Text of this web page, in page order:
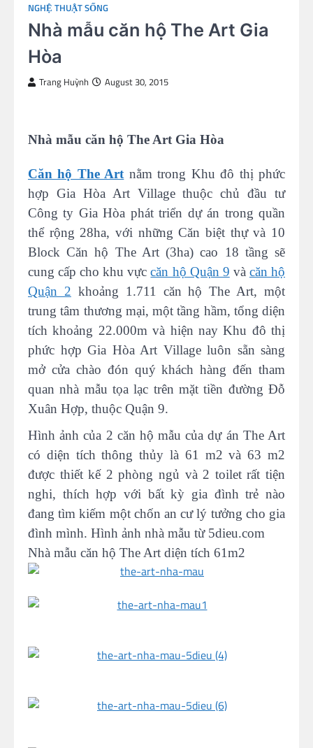
NGHỆ THUẬT SỐNG
Nhà mẫu căn hộ The Art Gia
Hòa
Trang Huỳnh August 30, 2015
Nhà mẫu căn hộ The Art Gia Hòa
Căn hộ The Art nằm trong Khu đô thị phức
hợp Gia Hòa Art Village thuộc chủ đầu tư
Công ty Gia Hòa phát triển dự án trong quần
thể rộng 28ha, với những Căn biệt thự và 10
Block Căn hộ The Art (3ha) cao 18 tầng sẽ
cung cấp cho khu vựccăn hộ Quận 9 và căn hộ
Quận 2 khoảng 1.711 căn hộ The Art, một
trung tâm thương mại, một tầng hầm, tổng diện
tích khoảng 22.000m và hiện nay Khu đô thị
phức hợp Gia Hòa Art Village luôn sẵn sàng
mở cửa chào đón quý khách hàng đến tham
quan nhà mẫu tọa lạc trên mặt tiền đường Đỗ
Xuân Hợp, thuộc Quận 9.
Hình ảnh của 2 căn hộ mẫu của dự án The Art
có diện tích thông thủy là 61 m2 và 63 m2
được thiết kế 2 phòng ngủ và 2 toilet rất tiện
nghi, thích hợp với bất kỳ gia đình trẻ nào
đang tìm kiếm một chốn an cư lý tưởng cho gia
đình mình. Hình ảnh nhà mẫu từ 5dieu.com
Nhà mẫu căn hộ The Art diện tích 61m2